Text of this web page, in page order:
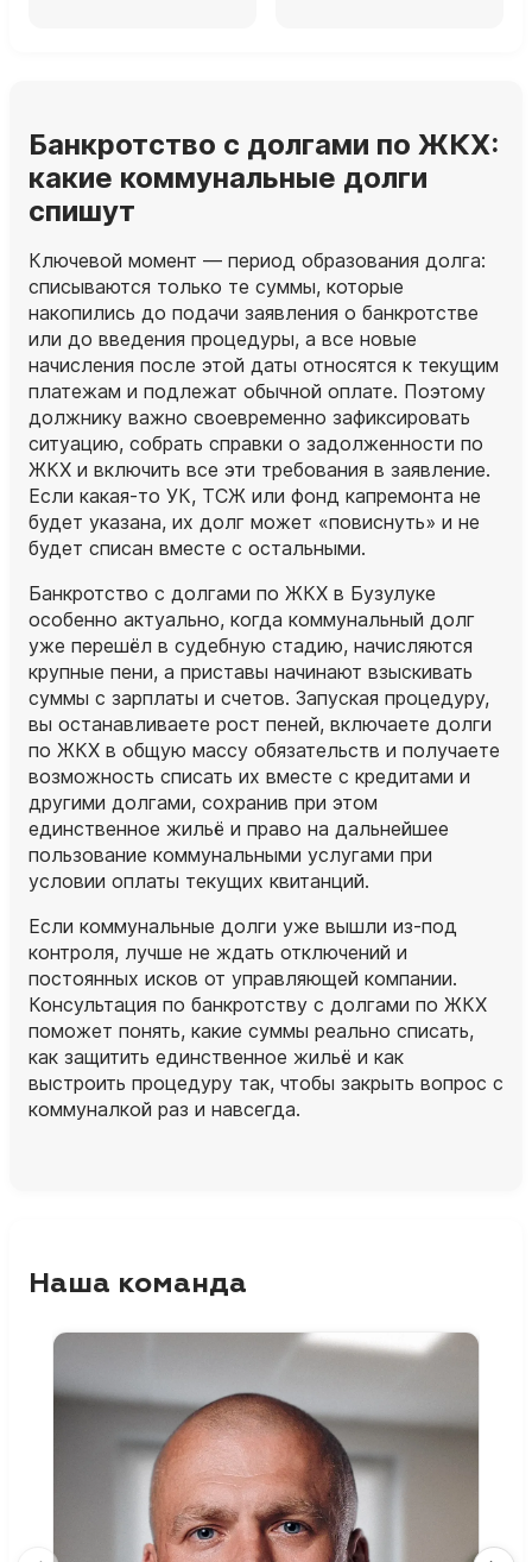
Банкротство с долгами по ЖКХ:
какие коммунальные долги
спишут
Ключевой момент — период образования долга:
списываются только те суммы, которые
накопились до подачи заявления о банкротстве
или до введения процедуры, а все новые
начисления после этой даты относятся к текущим
платежам и подлежат обычной оплате. Поэтому
должнику важно своевременно зафиксировать
ситуацию, собрать справки о задолженности по
ЖКХ и включить все эти требования в заявление.
Если какая‑то УК, ТСЖ или фонд капремонта не
будет указана, их долг может «повиснуть» и не
будет списан вместе с остальными.
Банкротство с долгами по ЖКХ в Бузулуке
особенно актуально, когда коммунальный долг
уже перешёл в судебную стадию, начисляются
крупные пени, а приставы начинают взыскивать
суммы с зарплаты и счетов. Запуская процедуру,
вы останавливаете рост пеней, включаете долги
по ЖКХ в общую массу обязательств и получаете
возможность списать их вместе с кредитами и
другими долгами, сохранив при этом
единственное жильё и право на дальнейшее
пользование коммунальными услугами при
условии оплаты текущих квитанций.
Если коммунальные долги уже вышли из‑под
контроля, лучше не ждать отключений и
постоянных исков от управляющей компании.
Консультация по банкротству с долгами по ЖКХ
поможет понять, какие суммы реально списать,
как защитить единственное жильё и как
выстроить процедуру так, чтобы закрыть вопрос с
коммуналкой раз и навсегда.
Наша команда